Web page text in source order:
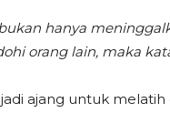
bukan hanya
orang lain, maka
ajang untuk